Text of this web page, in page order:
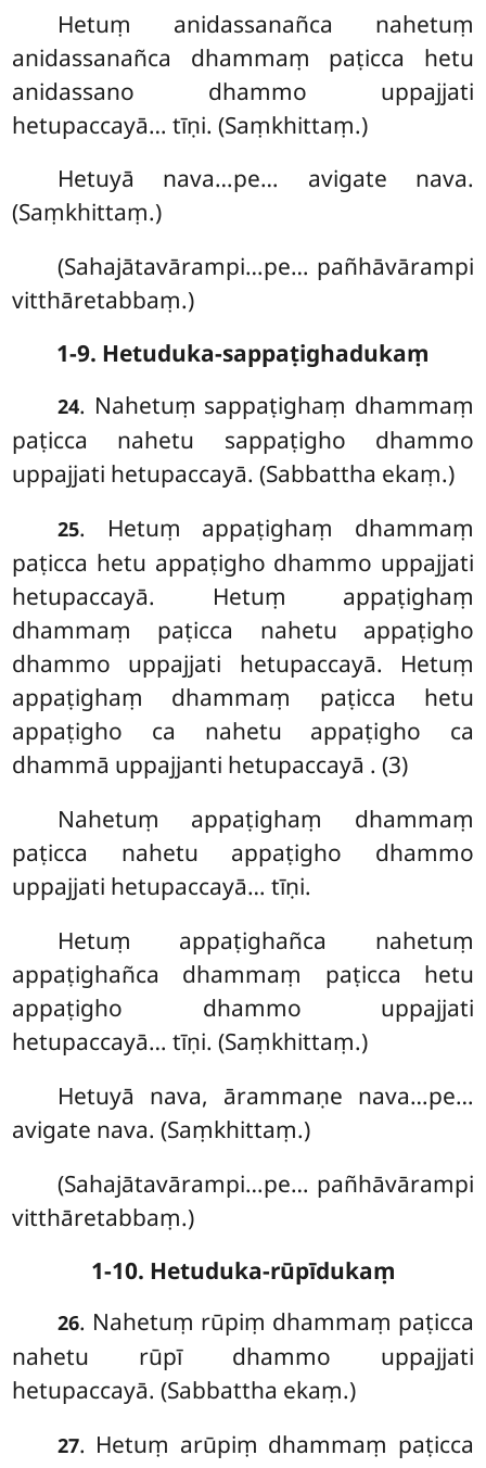
Hetuṃ anidassanañca nahetuṃ
anidassanañca dhammaṃ paṭicca hetu
anidassano dhammo uppajjati
hetupaccayā… tīṇi. (Saṃkhittaṃ.)
Hetuyā nava…pe… avigate nava.
(Saṃkhittaṃ.)
(Sahajātavārampi…pe… pañhāvārampi
vitthāretabbaṃ.)
1-9. Hetuduka-sappaṭighadukaṃ
24. Nahetuṃ sappaṭighaṃ dhammaṃ
paṭicca nahetu sappaṭigho dhammo
uppajjati hetupaccayā. (Sabbattha ekaṃ.)
25. Hetuṃ appaṭighaṃ dhammaṃ
paṭicca hetu appaṭigho dhammo uppajjati
hetupaccayā. Hetuṃ appaṭighaṃ
dhammaṃ paṭicca nahetu appaṭigho
dhammo uppajjati hetupaccayā. Hetuṃ
appaṭighaṃ dhammaṃ paṭicca hetu
appaṭigho ca nahetu appaṭigho ca
dhammā uppajjanti hetupaccayā . (3)
Nahetuṃ appaṭighaṃ dhammaṃ
paṭicca nahetu appaṭigho dhammo
uppajjati hetupaccayā… tīṇi.
Hetuṃ appaṭighañca nahetuṃ
appaṭighañca dhammaṃ paṭicca hetu
appaṭigho dhammo uppajjati
hetupaccayā… tīṇi. (Saṃkhittaṃ.)
Hetuyā nava, ārammaṇe nava…pe…
avigate nava. (Saṃkhittaṃ.)
(Sahajātavārampi…pe… pañhāvārampi
vitthāretabbaṃ.)
1-10. Hetuduka-rūpīdukaṃ
26. Nahetuṃ rūpiṃ dhammaṃ paṭicca
nahetu rūpī dhammo uppajjati
hetupaccayā. (Sabbattha ekaṃ.)
27. Hetuṃ arūpiṃ dhammaṃ paṭicca